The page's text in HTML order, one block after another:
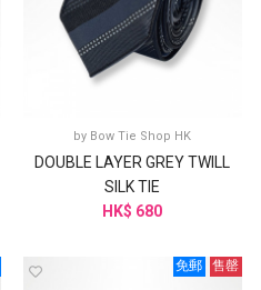
by Bow Tie Shop HK
DOUBLE LAYER GREY TWILL
SILK TIE
HK$ 680
免郵 售罄